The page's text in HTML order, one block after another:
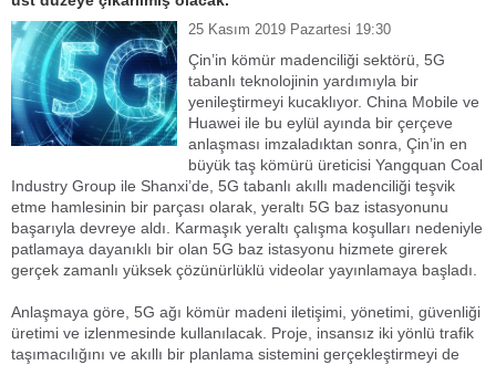
25 Kasım 2019 Pazartesi 19:30
Çin’in kömür madenciliği sektörü, 5G
tabanlı teknolojinin yardımıyla bir
yenileştirmeyi kucaklıyor. China Mobile ve
Huawei ile bu eylül ayında bir çerçeve
anlaşması imzaladıktan sonra, Çin’in en
büyük taş kömürü üreticisi Yangquan Coal
Industry Group ile Shanxi’de, 5G tabanlı akıllı madenciliği teşvik
etme hamlesinin bir parçası olarak, yeraltı 5G baz istasyonunu
başarıyla devreye aldı. Karmaşık yeraltı çalışma koşulları nedeniyle
patlamaya dayanıklı bir olan 5G baz istasyonu hizmete girerek
gerçek zamanlı yüksek çözünürlüklü videolar yayınlamaya başladı.
Anlaşmaya göre, 5G ağı kömür madeni iletişimi, yönetimi, güvenliği
üretimi ve izlenmesinde kullanılacak. Proje, insansız iki yönlü trafik
taşımacılığını ve akıllı bir planlama sistemini gerçekleştirmeyi de